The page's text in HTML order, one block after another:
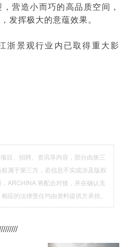
营造小而巧的高品质空间，
发挥极大的意蕴效果。
浙景观行业内已取得重大影
目、招聘、资讯等内容，部分由第三
属于第三方，若信息不实或涉及版权
ARCHINA 将配合对接，并在确认无
应的法律责任均由资料提供方承担。